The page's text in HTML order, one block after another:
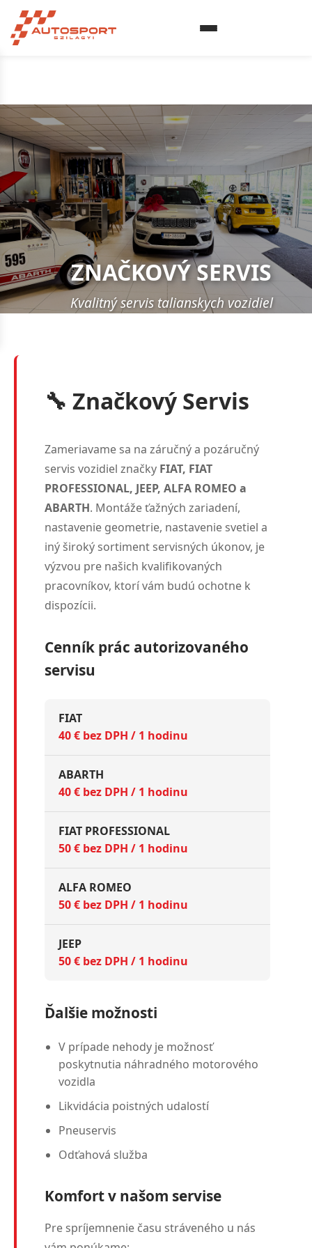
ZNAČKOVÝ SERVIS
Kvalitný servis talianskych vozidiel
🔧 Značkový Servis
Zameriavame sa na záručný a pozáručný
servis vozidiel značky FIAT, FIAT
PROFESSIONAL, JEEP, ALFA ROMEO a
ABARTH. Montáže ťažných zariadení,
nastavenie geometrie, nastavenie svetiel a
iný široký sortiment servisných úkonov, je
výzvou pre našich kvalifikovaných
pracovníkov, ktorí vám budú ochotne k
dispozícii.
Cenník prác autorizovaného
servisu
FIAT
40 € bez DPH / 1 hodinu
ABARTH
40 € bez DPH / 1 hodinu
FIAT PROFESSIONAL
50 € bez DPH / 1 hodinu
ALFA ROMEO
50 € bez DPH / 1 hodinu
JEEP
50 € bez DPH / 1 hodinu
Ďalšie možnosti
V prípade nehody je možnosť
poskytnutia náhradného motorového
vozidla
Likvidácia poistných udalostí
Pneuservis
Odťahová služba
Komfort v našom servise
Pre spríjemnenie času stráveného u nás